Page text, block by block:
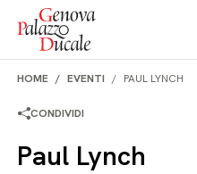
Salta al contenuto
HOME EVENTI PAUL LYNCH
CONDIVIDI
Paul Lynch